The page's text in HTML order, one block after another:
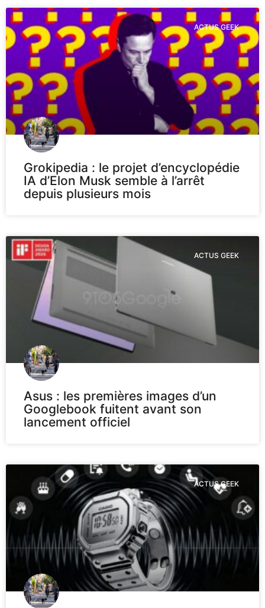
ACTUS GEEK
Grokipedia : le projet d’encyclopédie
IA d’Elon Musk semble à l’arrêt
depuis plusieurs mois
ACTUS GEEK
Asus : les premières images d’un
Googlebook fuitent avant son
lancement officiel
ACTUS GEEK